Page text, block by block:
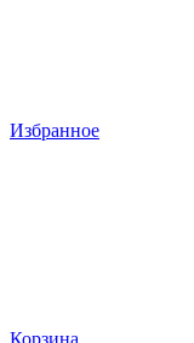
Избранное
Корзина